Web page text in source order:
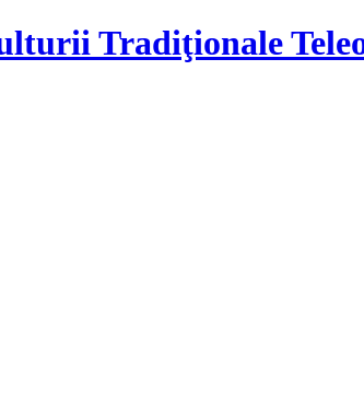
Tradiţionale